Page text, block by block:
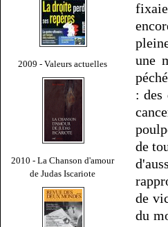
2009 - Valeurs actuelles
2010 - La Chanson d'amour
de Judas Iscariote
une
: des
de
de
du